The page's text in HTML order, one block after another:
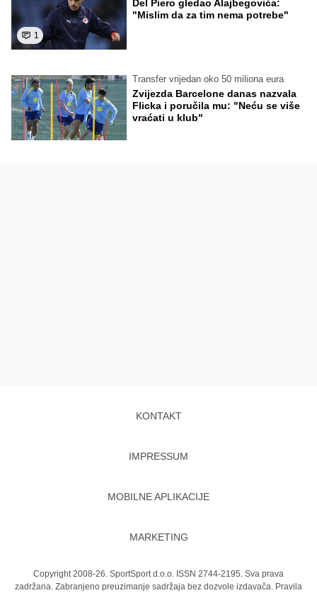
1
Del Piero gledao Alajbegovića:
"Mislim da za tim nema potrebe"
Transfer vrijedan oko 50 miliona eura
Zvijezda Barcelone danas nazvala
Flicka i poručila mu: "Neću se više
vraćati u klub"
KONTAKT
IMPRESSUM
MOBILNE APLIKACIJE
MARKETING
Copyright 2008-26. SportSport d.o.o. ISSN 2744-2195. Sva prava
zadržana. Zabranjeno preuzimanje sadržaja bez dozvole izdavača. Pravila